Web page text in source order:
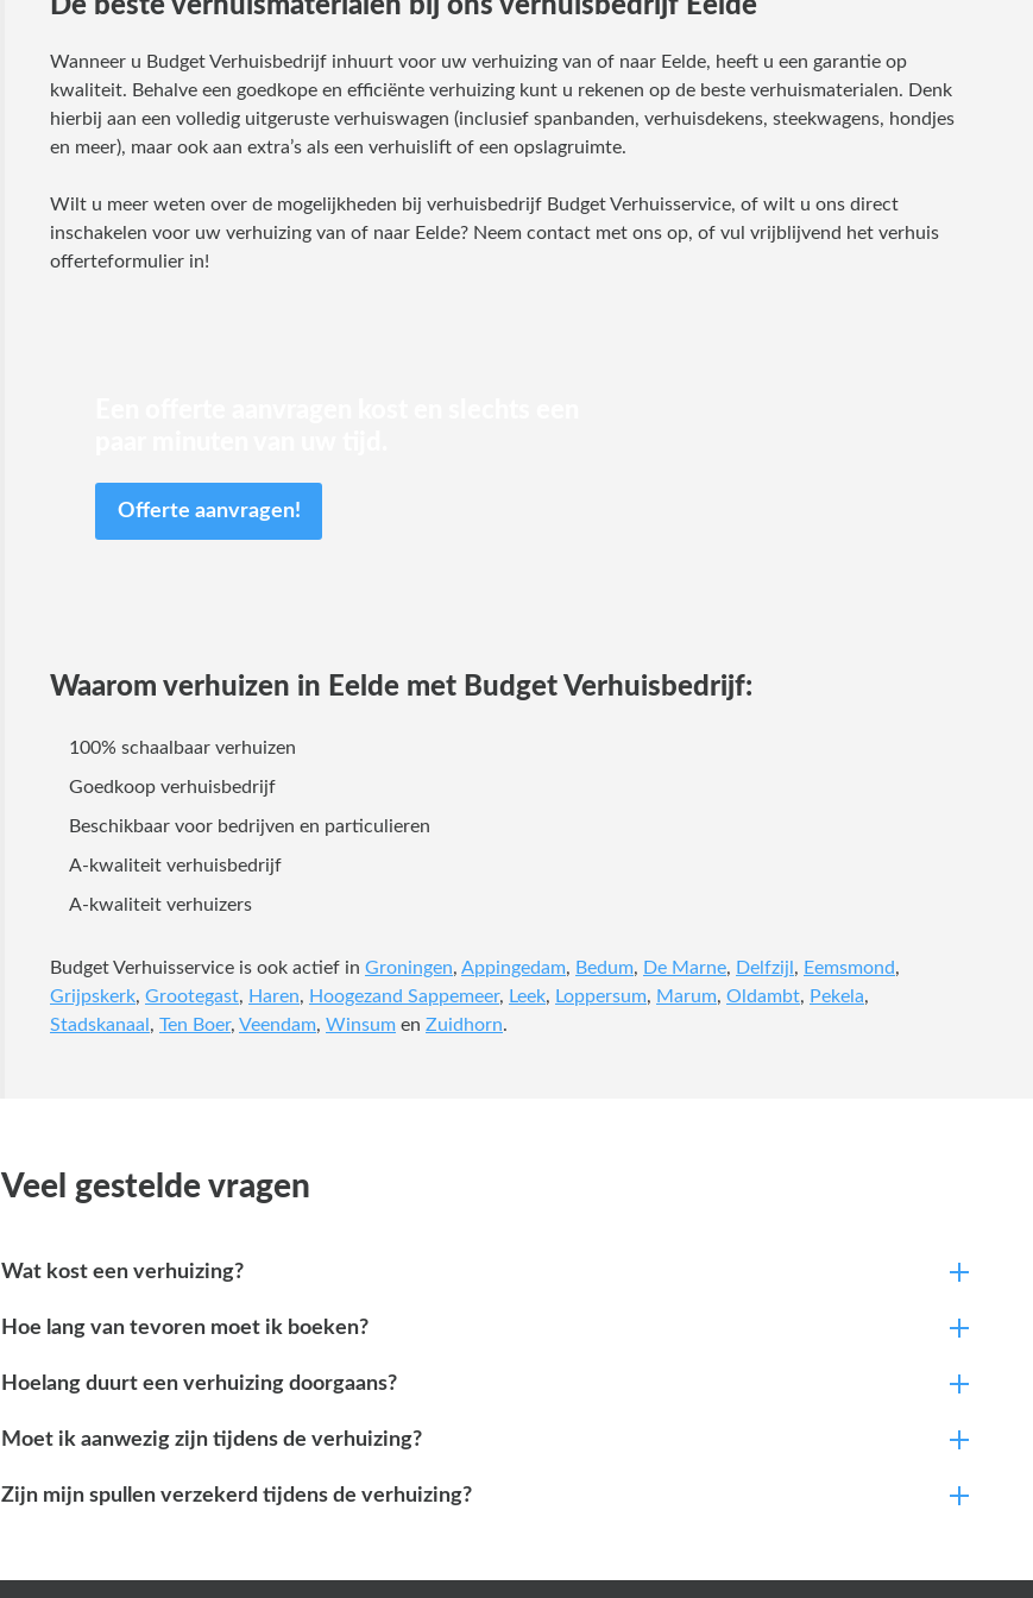
De beste verhuismaterialen bij ons verhuisbedrijf Eelde
Wanneer u Budget Verhuisbedrijf inhuurt voor uw verhuizing van of naar Eelde, heeft u een garantie op
kwaliteit. Behalve een goedkope en efficiënte verhuizing kunt u rekenen op de beste verhuismaterialen. Denk
hierbij aan een volledig uitgeruste verhuiswagen (inclusief spanbanden, verhuisdekens, steekwagens, hondjes
en meer), maar ook aan extra’s als een verhuislift of een opslagruimte.
Wilt u meer weten over de mogelijkheden bij verhuisbedrijf Budget Verhuisservice, of wilt u ons direct
inschakelen voor uw verhuizing van of naar Eelde? Neem contact met ons op, of vul vrijblijvend het verhuis
offerteformulier in!
Offerte aanvragen!
Waarom verhuizen in Eelde met Budget Verhuisbedrijf:
100% schaalbaar verhuizen
Goedkoop verhuisbedrijf
Beschikbaar voor bedrijven en particulieren
A-kwaliteit verhuisbedrijf
A-kwaliteit verhuizers
Budget Verhuisservice is ook actief in Groningen, Appingedam, Bedum, De Marne, Delfzijl , Eemsmond,
Grijpskerk, Grootegast, Haren, Hoogezand Sappemeer, Leek, Loppersum, Marum, Oldambt, Pekela,
Stadskanaal , Ten Boer, Veendam, Winsum en Zuidhorn.
Veel gestelde vragen
Wat kost een verhuizing?
Hoe lang van tevoren moet ik boeken?
Hoelang duurt een verhuizing doorgaans?
Moet ik aanwezig zijn tijdens de verhuizing?
Zijn mijn spullen verzekerd tijdens de verhuizing?